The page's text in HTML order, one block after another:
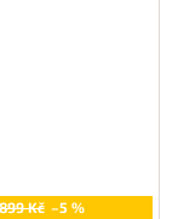
Kč –5 %